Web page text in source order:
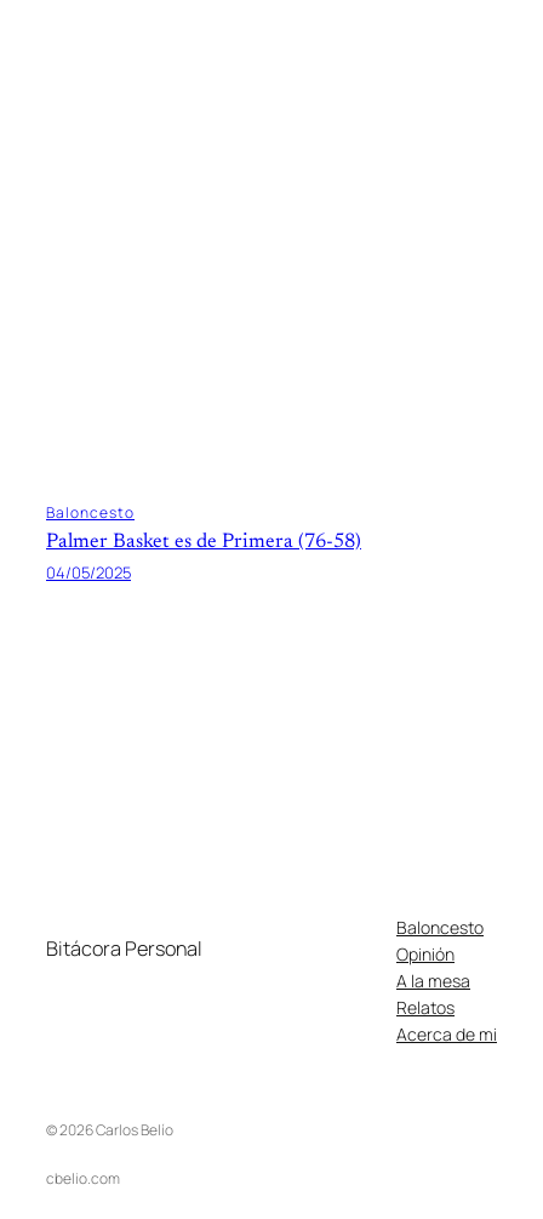
Baloncesto
Palmer Basket es de Primera (76-58)
04/05/2025
Bitácora Personal
Baloncesto
Opinión
A la mesa
Relatos
Acerca de mi
© 2026 Carlos Belío
cbelio.com